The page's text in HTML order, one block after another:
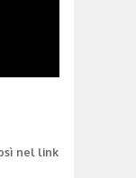
nel link